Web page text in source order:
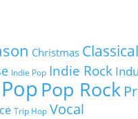
Christmas Classical
Indie Pop Indie Rock
PopPop Rock
Trip Hop Vocal